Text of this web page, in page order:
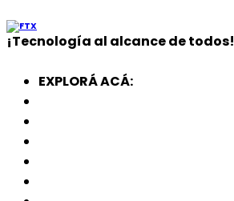
¡Tecnología al alcance de todos!
EXPLORÁ ACÁ: